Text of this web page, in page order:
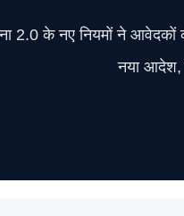
2.0 के नए नियमों ने
नया आदेश,